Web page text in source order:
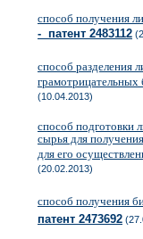
способ получения
- патент 2483112
способ разделения
грамотрицательных
(10.04.2013)
способ подготовки
сырья для
для его
(20.02.2013)
способ получения
патент 2473692